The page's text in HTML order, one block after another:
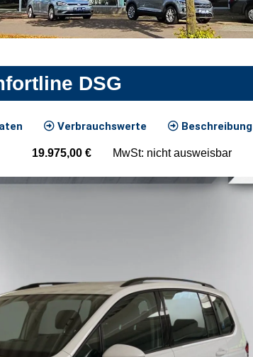
DSG
Verbrauchswerte Beschreibung
19.975,00 € MwSt: nicht ausweisbar